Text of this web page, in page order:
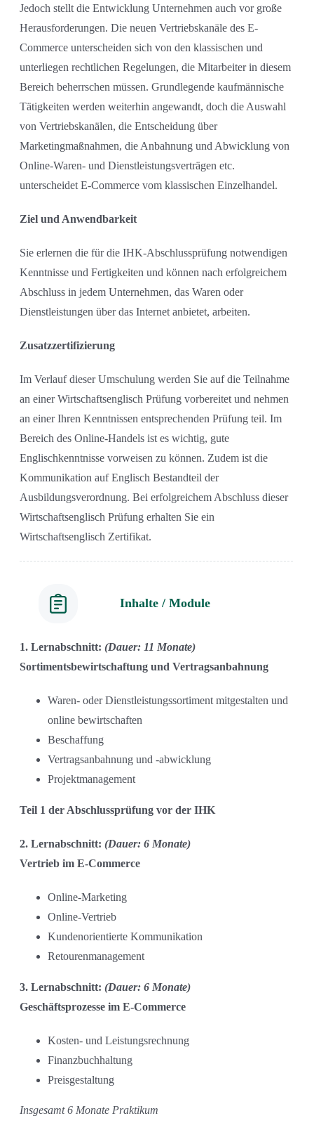
Jedoch stellt die Entwicklung Unternehmen auch vor große
Herausforderungen. Die neuen Vertriebskanäle des E-
Commerce unterscheiden sich von den klassischen und
unterliegen rechtlichen Regelungen, die Mitarbeiter in diesem
Bereich beherrschen müssen. Grundlegende kaufmännische
Tätigkeiten werden weiterhin angewandt, doch die Auswahl
von Vertriebskanälen, die Entscheidung über
Marketingmaßnahmen, die Anbahnung und Abwicklung von
Online-Waren- und Dienstleistungsverträgen etc.
unterscheidet E-Commerce vom klassischen Einzelhandel.
Ziel und Anwendbarkeit
Sie erlernen die für die IHK-Abschlussprüfung notwendigen
Kenntnisse und Fertigkeiten und können nach erfolgreichem
Abschluss in jedem Unternehmen, das Waren oder
Dienstleistungen über das Internet anbietet, arbeiten.
Zusatzzertifizierung
Im Verlauf dieser Umschulung werden Sie auf die Teilnahme
an einer Wirtschaftsenglisch Prüfung vorbereitet und nehmen
an einer Ihren Kenntnissen entsprechenden Prüfung teil. Im
Bereich des Online-Handels ist es wichtig, gute
Englischkenntnisse vorweisen zu können. Zudem ist die
Kommunikation auf Englisch Bestandteil der
Ausbildungsverordnung. Bei erfolgreichem Abschluss dieser
Wirtschaftsenglisch Prüfung erhalten Sie ein
Wirtschaftsenglisch Zertifikat.
Inhalte / Module
1. Lernabschnitt: (Dauer: 11 Monate)
Sortimentsbewirtschaftung und Vertragsanbahnung
Waren- oder Dienstleistungssortiment mitgestalten und
online bewirtschaften
Beschaffung
Vertragsanbahnung und -abwicklung
Projektmanagement
Teil 1 der Abschlussprüfung vor der IHK
2. Lernabschnitt: (Dauer: 6 Monate)
Vertrieb im E-Commerce
Online-Marketing
Online-Vertrieb
Kundenorientierte Kommunikation
Retourenmanagement
3. Lernabschnitt: (Dauer: 6 Monate)
Geschäftsprozesse im E-Commerce
Kosten- und Leistungsrechnung
Finanzbuchhaltung
Preisgestaltung
Insgesamt 6 Monate Praktikum